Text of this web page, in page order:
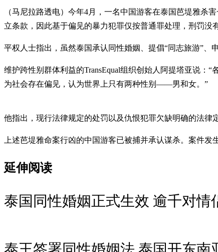
（马尼拉路透电）今年4月，一名中国游客在泰国芭堤雅杀
立条款，因此基于偏见的暴力犯罪仅按普通罪处理，刑罚没
平权人士指出，虽然泰国承认同性婚姻、提倡“同志旅游”、
维护跨性别群体利益的TransEqual组织创始人阿提塔亚说：
为社会存在偏见，认为世界上只有两种性别——男和女。”
他指出，现行法律规定的处罚以及仇恨犯罪欠缺明确的法律
上述芭堤雅命案行凶的中国游客已被捕并承认谋杀。案件
延伸阅读
泰国同性婚姻正式生效 逾千对情